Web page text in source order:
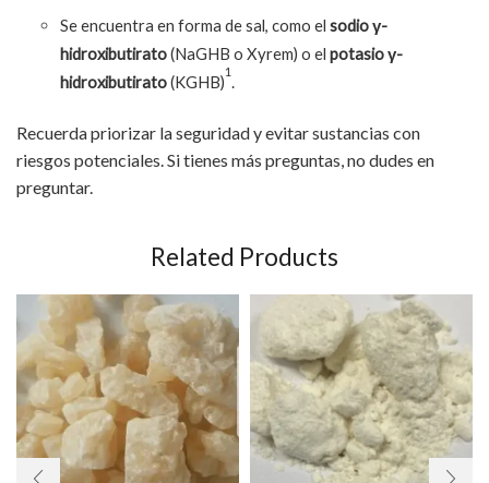
Se encuentra en forma de sal, como el sodio γ-
hidroxibutirato(NaGHB o Xyrem) o el potasio γ-
hidroxibutirato(KGHB)
1
.
Recuerda priorizar la seguridad y evitar sustancias con
riesgos potenciales. Si tienes más preguntas, no dudes en
preguntar.
Related Products